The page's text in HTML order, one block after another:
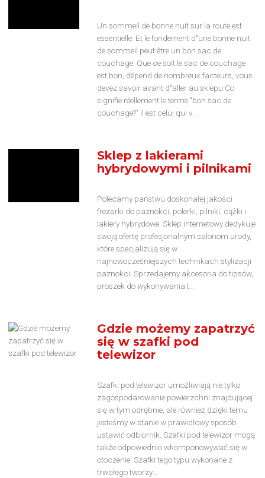
Un sommeil de bonne nuit sur la route est
essentielle. Et le fondement d"une bonne nuit
de sommeil peut être un bon sac de
couchage. Que ce soit le sac de couchage
est bon, dépend de nombreux facteurs, vous
devez savoir avant d"aller au sklepu.Co
signifie réellement le terme "bon sac de
couchage?" Il est celui qui v...
Sklep z lakierami
hybrydowymi i pilnikami
Polecamy państwu doskonałej jakości
frezarki do paznokci, polerki, pilniki, cążki i
lakiery hybrydowe. Sklep internetowy dedykuje
swoją ofertę profesjonalnym salonom urody,
które specjalizują się w
najnowocześniejszych technikach stylizacji
paznokci. Sprzedajemy akcesoria do tipsów,
proszek do wykonywania t...
Gdzie możemy zapatrzyć
się w szafki pod
telewizor
Szafki pod telewizor umożliwiają nie tylko
zagospodarowanie powierzchni znajdującej
się w tym odrębnie, ale również dzięki temu
jesteśmy w stanie w prawidłowy sposób
ustawić odbiornik. Szafki pod telewizor mogą
także odpowiednio wkomponowywać się w
otoczenie. Szafki tego typu wykonane z
trwałego tworzy...